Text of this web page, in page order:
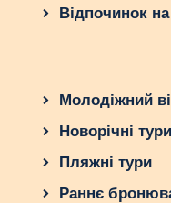
Відпочинок
Молодіжний
Новорічні тури
Пляжні тури
Раннє